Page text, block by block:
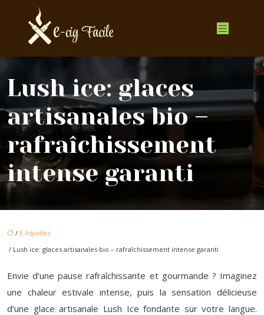
Lush ice: glaces
artisanales bio –
rafraîchissement
intense garanti
/ E-liquides
/ Lush ice: glaces artisanales bio – rafraîchissement intense garanti
Envie d’une pause rafraîchissante et gourmande ? Imaginez
une chaleur estivale intense, puis la sensation délicieuse
d’une glace artisanale Lush Ice fondante sur votre langue.